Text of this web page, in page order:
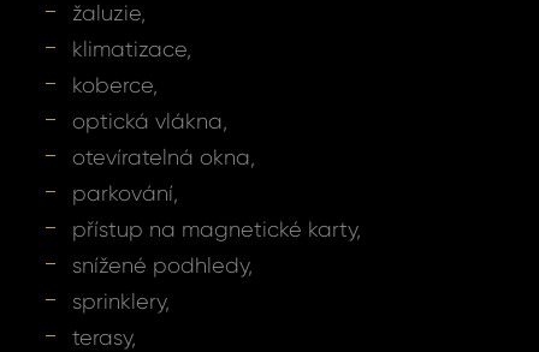
žaluzie,
klimatizace,
koberce,
optická vlákna,
otevíratelná okna,
parkování,
přístup na magnetické karty,
snížené podhledy,
sprinklery,
terasy,